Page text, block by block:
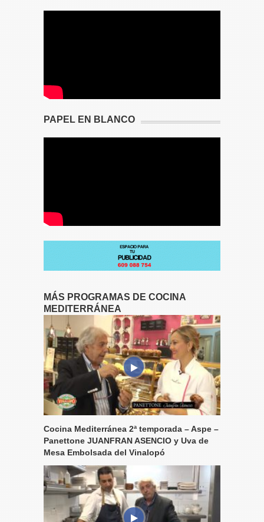
PAPEL EN BLANCO
MÁS PROGRAMAS DE COCINA
MEDITERRÁNEA
Cocina Mediterránea 2ª temporada – Aspe –
Panettone JUANFRAN ASENCIO y Uva de
Mesa Embolsada del Vinalopó